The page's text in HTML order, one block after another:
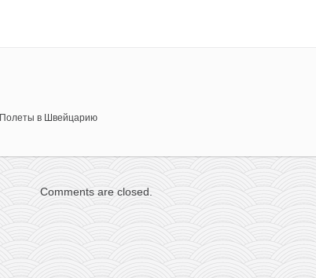
Полеты в Швейцарию
Comments are closed.